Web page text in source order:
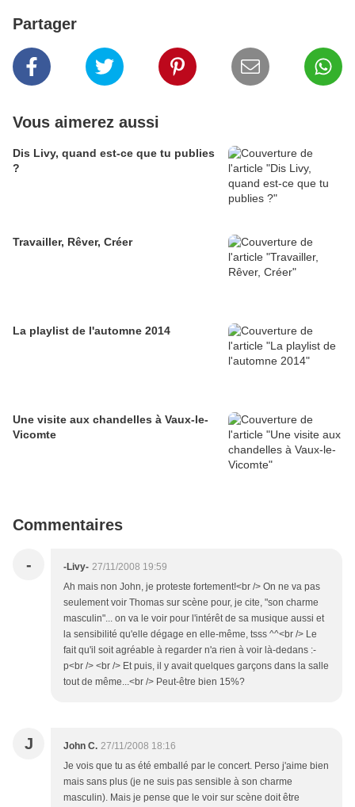
Partager
Vous aimerez aussi
Dis Livy, quand est-ce que tu publies
?
Travailler, Rêver, Créer
La playlist de l'automne 2014
Une visite aux chandelles à Vaux-le-
Vicomte
Commentaires
- -Livy- 27/11/2008 19:59
Ah mais non John, je proteste fortement!<br /> On ne va pas
seulement voir Thomas sur scène pour, je cite, "son charme
masculin"... on va le voir pour l'intérêt de sa musique aussi et
la sensibilité qu'elle dégage en elle-même, tsss ^^<br /> Le
fait qu'il soit agréable à regarder n'a rien à voir là-dedans :-
p<br /> <br /> Et puis, il y avait quelques garçons dans la salle
tout de même...<br /> Peut-être bien 15%?
J John C. 27/11/2008 18:16
Je vois que tu as été emballé par le concert. Perso j'aime bien
mais sans plus (je ne suis pas sensible à son charme
masculin). Mais je pense que le voir sur scène doit être